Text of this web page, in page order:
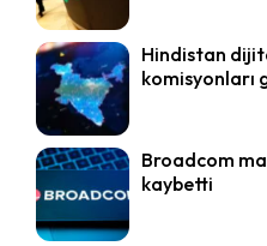
Hindistan
komisyonları
Broadcom
kaybetti